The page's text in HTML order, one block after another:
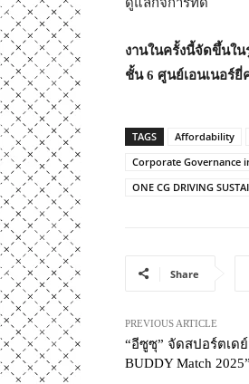
งานในครั้งนี้จัดขึ้นใ
ชั้น 6 ศูนย์เอนเนอร์
TAGS Affordability
Corporate Governance
ONE CG DRIVING
Share
PREVIOUS ARTICLE
“อีซูซุ” จัดสปอร์ตเด
BUDDY Match